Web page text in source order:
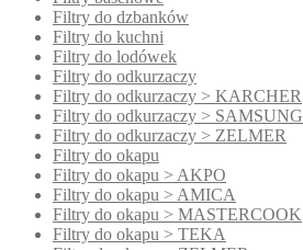
Filtry do dzbanków
Filtry do kuchni
Filtry do lodówek
Filtry do odkurzaczy
Filtry do odkurzaczy > KARCHER
Filtry do odkurzaczy > SAMSUNG
Filtry do odkurzaczy > ZELMER
Filtry do okapu
Filtry do okapu > AKPO
Filtry do okapu > AMICA
Filtry do okapu > MASTERCOOK
Filtry do okapu > TEKA